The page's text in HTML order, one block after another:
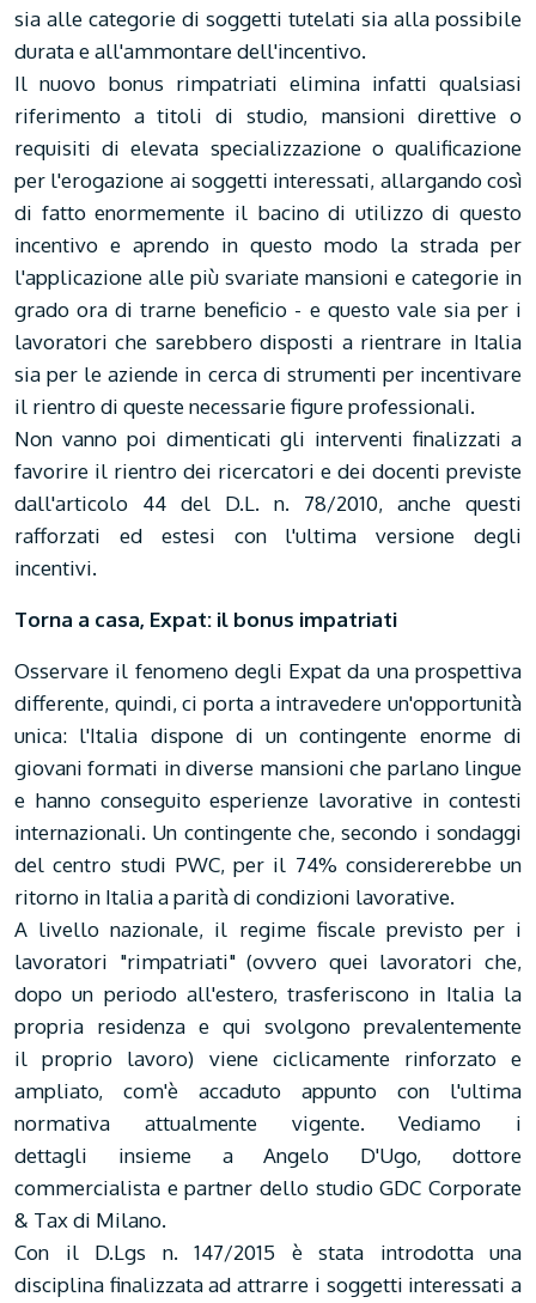
sia alle categorie di soggetti tutelati sia alla possibile
durata e all'ammontare dell'incentivo.
Il nuovo bonus rimpatriati elimina infatti qualsiasi
riferimento a titoli di studio, mansioni direttive o
requisiti di elevata specializzazione o qualificazione
per l'erogazione ai soggetti interessati, allargando così
di fatto enormemente il bacino di utilizzo di questo
incentivo e aprendo in questo modo la strada per
l'applicazione alle più svariate mansioni e categorie in
grado ora di trarne beneficio - e questo vale sia per i
lavoratori che sarebbero disposti a rientrare in Italia
sia per le aziende in cerca di strumenti per incentivare
il rientro di queste necessarie figure professionali.
Non vanno poi dimenticati gli interventi finalizzati a
favorire il rientro dei ricercatori e dei docenti previste
dall'articolo 44 del D.L. n. 78/2010, anche questi
rafforzati ed estesi con l'ultima versione degli
incentivi.
Torna a casa, Expat: il bonus impatriati
Osservare il fenomeno degli Expat da una prospettiva
differente, quindi, ci porta a intravedere un'opportunità
unica: l'Italia dispone di un contingente enorme di
giovani formati in diverse mansioni che parlano lingue
e hanno conseguito esperienze lavorative in contesti
internazionali. Un contingente che, secondo i sondaggi
del centro studi PWC, per il 74% considererebbe un
ritorno in Italia a parità di condizioni lavorative.
A livello nazionale, il regime fiscale previsto per i
lavoratori "rimpatriati" (ovvero quei lavoratori che,
dopo un periodo all'estero, trasferiscono in Italia la
propria residenza e qui svolgono prevalentemente
il proprio lavoro) viene ciclicamente rinforzato e
ampliato, com'è accaduto appunto con l'ultima
normativa attualmente vigente. Vediamo i
dettagli insieme a Angelo D'Ugo, dottore
commercialista e partner dello studio GDC Corporate
& Tax di Milano.
Con il D.Lgs n. 147/2015 è stata introdotta una
disciplina finalizzata ad attrarre i soggetti interessati a